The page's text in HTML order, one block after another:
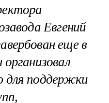
Евгений
еще в
для поддержки